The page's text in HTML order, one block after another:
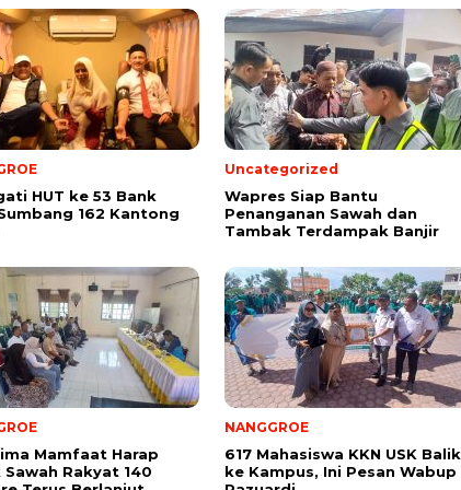
HUT ke 53 Bank
162 Kantong
Uncategorized
Wapres Siap Bantu
Penanganan Sawah dan
Tambak Terdampak Banjir
Mamfaat Harap
Sawah Rakyat 140
NANGGROE
617 Mahasiswa KKN USK Balik
ke Kampus, Ini Pesan Wabup